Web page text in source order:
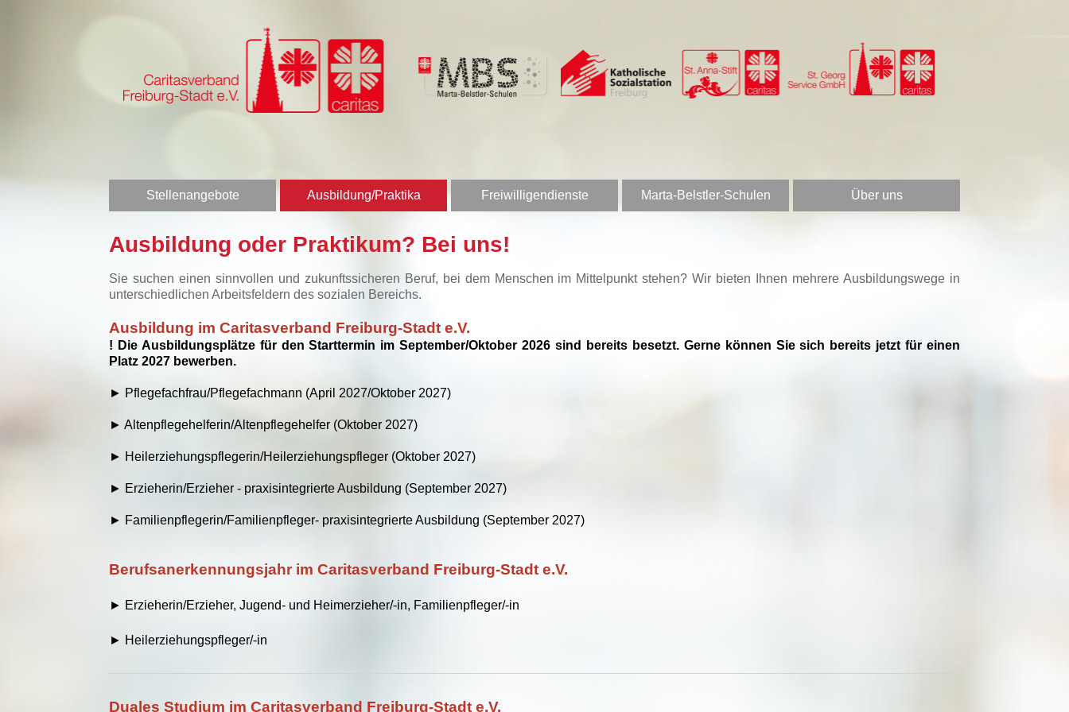
Stellenangebote Ausbildung/Praktika Freiwilligendienste Marta-Belstler-Schulen Über uns
Ausbildung oder Praktikum? Bei uns!
Sie suchen einen sinnvollen und zukunftssicheren Beruf, bei dem Menschen im Mittelpunkt stehen? Wir bieten Ihnen mehrere Ausbildungswege in
unterschiedlichen Arbeitsfeldern des sozialen Bereichs.
Ausbildung im Caritasverband Freiburg-Stadt e.V.
! Die Ausbildungsplätze für den Starttermin im September/Oktober 2026 sind bereits besetzt. Gerne können Sie sich bereits jetzt für einen
Platz 2027 bewerben.
► Pflegefachfrau/Pflegefachmann (April 2027/Oktober 2027)
► Altenpflegehelferin/Altenpflegehelfer (Oktober 2027)
► Heilerziehungspflegerin/Heilerziehungspfleger (Oktober 2027)
► Erzieherin/Erzieher - praxisintegrierte Ausbildung (September 2027)
► Familienpflegerin/Familienpfleger- praxisintegrierte Ausbildung (September 2027)
Berufsanerkennungsjahr im Caritasverband Freiburg-Stadt e.V.
► Erzieherin/Erzieher, Jugend- und Heimerzieher/-in, Familienpfleger/-in
► Heilerziehungspfleger/-in
Duales Studium im Caritasverband Freiburg-Stadt e.V.